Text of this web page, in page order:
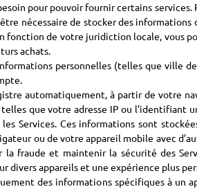
pour pouvoir fournir certains
nécessaire de stocker des
de votre juridiction locale, vous
achats.
personnelles (telles que
automatiquement, à partir de votre
que votre adresse IP ou l’identifiant
Services. Ces informations sont
ou de votre appareil mobile avec
fraude et maintenir la sécurité des
divers appareils et une expérience plus
des informations spécifiques à un